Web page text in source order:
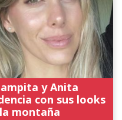
y Anita
con sus looks
montaña